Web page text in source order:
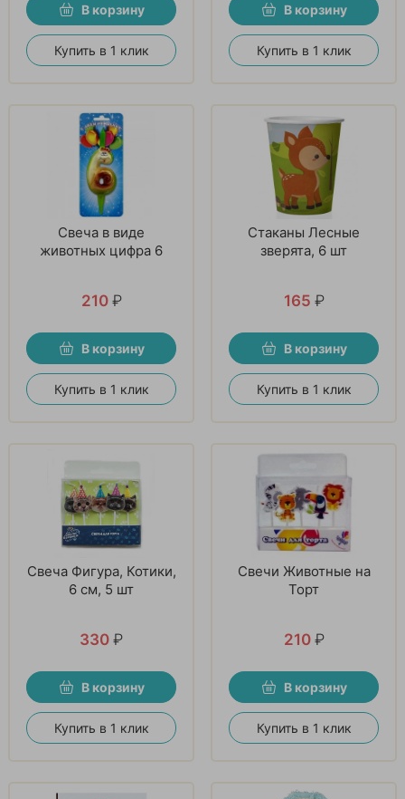
В корзину
Купить в 1 клик
В корзину
Купить в 1 клик
Свеча в виде
животных цифра 6
210 ₽
В корзину
Купить в 1 клик
Стаканы Лесные
зверята, 6 шт
165 ₽
В корзину
Купить в 1 клик
Свеча Фигура, Котики,
6 см, 5 шт
330 ₽
В корзину
Купить в 1 клик
Свечи Животные на
Торт
210 ₽
В корзину
Купить в 1 клик